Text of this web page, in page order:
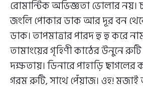
রোমান্টিক অভিজ্ঞতা ভোলার নয়।
জংলি পোকার ডাক আর দূর বন
ডাক। তাপমাত্রার পারদ হু হু করে
তামাংয়ের গৃহিণী কাঠের উনুনে
দক্ষতায়। ডিনারে পাহাড়ি
গরম রুটি, সাথে পেঁয়াজ। ওহ!